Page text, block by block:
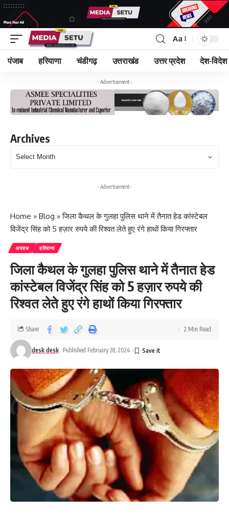
Aa
पंजाब हरियाणा चंडीगढ़ उत्तराखंड उत्तर प्रदेश देश-विदेश
- Advertisement -
Archives
- Advertisement -
Home » Blog »जिला कैथल के गुलहा पुलिस थाने में तैनात हेड कांस्टेबल
विजेंद्र सिंह को 5 हज़ार रुपये की रिश्वत लेते हुए रंगे हाथों किया गिरफ्तार
अपराध हरियाणा
जिला कैथल के गुलहा पुलिस थाने में तैनात हेड
कांस्टेबल विजेंद्र सिंह को 5 हज़ार रुपये की
रिश्वत लेते हुए रंगे हाथों किया गिरफ्तार
desk desk Published February 28, 2024
Share 2 Min Read